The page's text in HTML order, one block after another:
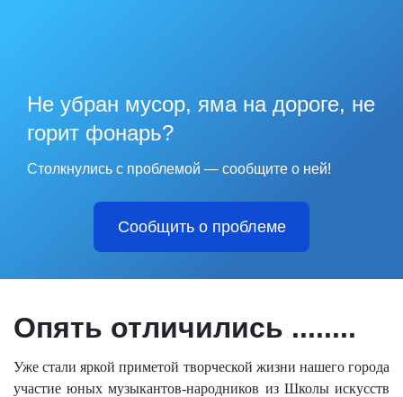
Не убран мусор, яма на дороге, не
горит фонарь?
Столкнулись с проблемой — сообщите о ней!
Сообщить о проблеме
Опять отличились ........
Уже стали яркой приметой творческой жизни нашего города
участие юных музыкантов-народников из Школы искусств